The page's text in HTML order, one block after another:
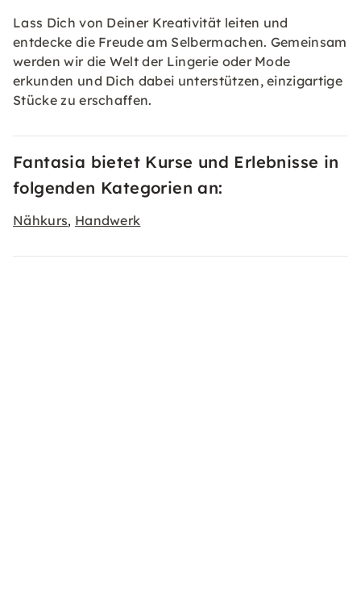
Lass Dich von Deiner Kreativität leiten und
entdecke die Freude am Selbermachen. Gemeinsam
werden wir die Welt der Lingerie oder Mode
erkunden und Dich dabei unterstützen, einzigartige
Stücke zu erschaffen.
Fantasia bietet Kurse und Erlebnisse in
folgenden Kategorien an:
Nähkurs, Handwerk